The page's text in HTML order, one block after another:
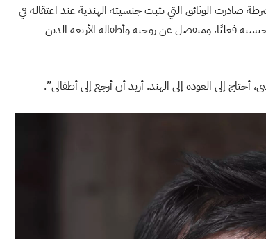
صادرت الوثائق التي تثبت جنسيته الهندية عند اعتقاله في
فعليًا، ومنفصل عن زوجته وأطفاله الأربعة الذين
إلى العودة إلى الهند. أريد أن أرجع إلى أطفالي”.